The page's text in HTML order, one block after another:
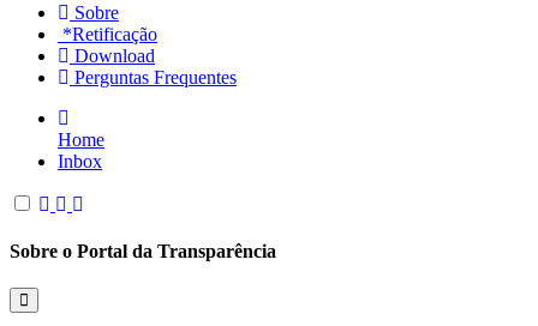
Sobre
*Retificação
Download
Perguntas Frequentes
Home
Inbox
Sobre o Portal da Transparência